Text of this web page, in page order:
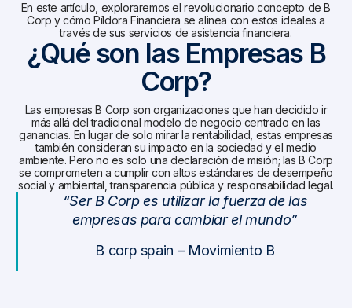
En este artículo, exploraremos el revolucionario concepto de B
Corp y cómo Píldora Financiera se alinea con estos ideales a
través de sus servicios de asistencia financiera.
¿Qué son las Empresas B
Corp?
Las empresas B Corp son organizaciones que han decidido ir
más allá del tradicional modelo de negocio centrado en las
ganancias. En lugar de solo mirar la rentabilidad, estas empresas
también consideran su impacto en la sociedad y el medio
ambiente. Pero no es solo una declaración de misión; las B Corp
se comprometen a cumplir con altos estándares de desempeño
social y ambiental, transparencia pública y responsabilidad legal.
“Ser B Corp es utilizar la fuerza de las
empresas para cambiar el mundo”
B corp spain – Movimiento B